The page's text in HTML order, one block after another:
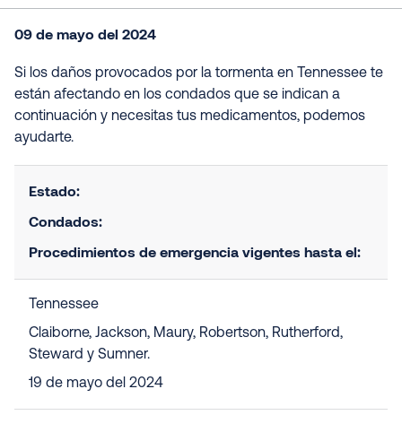
09 de mayo del 2024
Si los daños provocados por la tormenta en Tennessee te
están afectando en los condados que se indican a
continuación y necesitas tus medicamentos, podemos
ayudarte.
Estado:
Condados:
Procedimientos de emergencia vigentes hasta el:
Tennessee
Claiborne, Jackson, Maury, Robertson, Rutherford,
Steward y Sumner.
19 de mayo del 2024